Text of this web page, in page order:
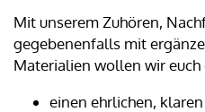
Mit unserem Zuhören,
gegebenenfalls mit
Materialien wollen wir euch
einen ehrlichen,